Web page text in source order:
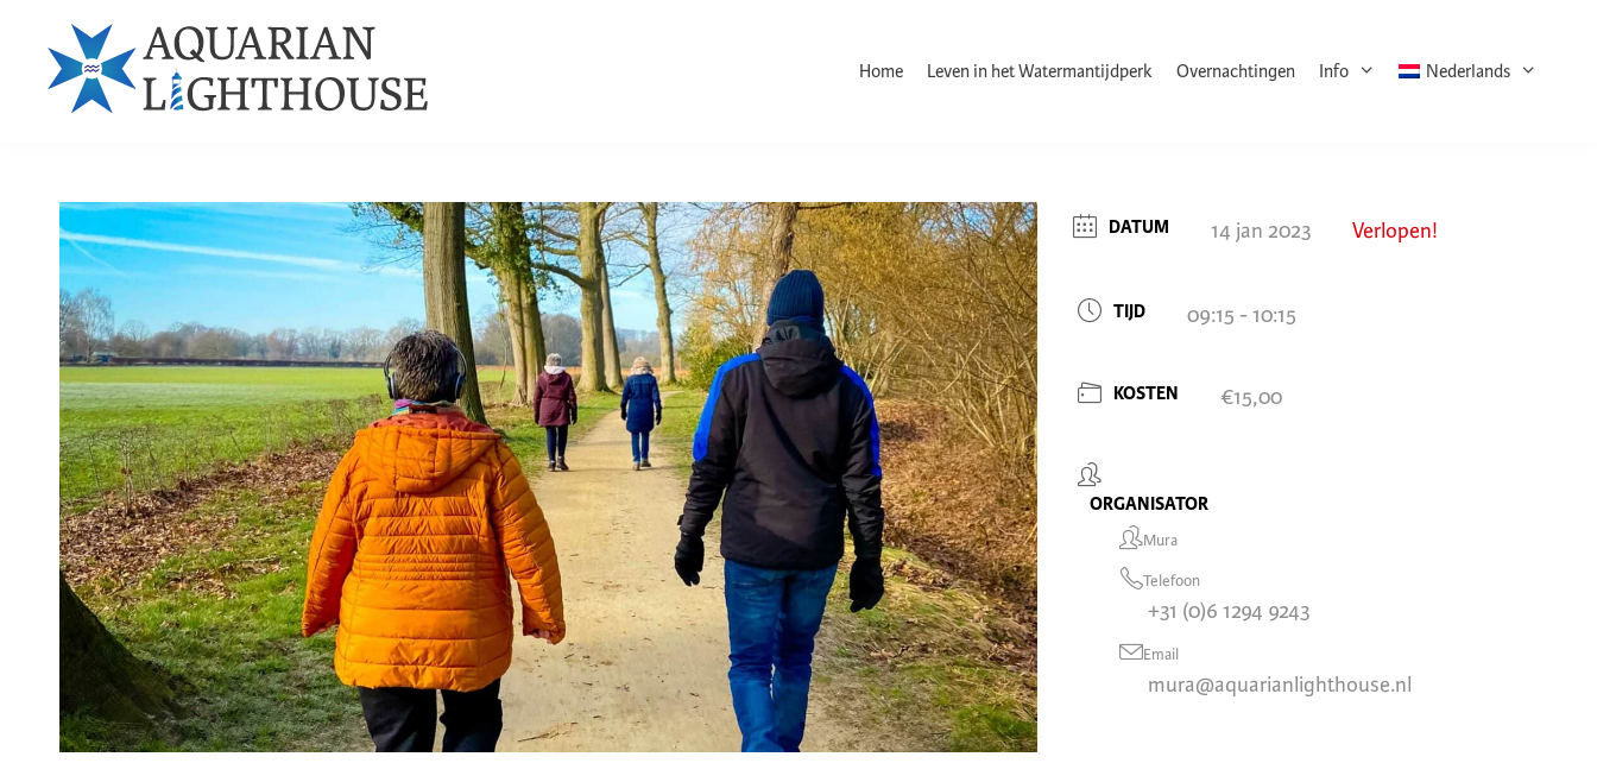
Home Leven in het Watermantijdperk Overnachtingen Info Nederlands
DATUM 14 jan 2023 Verlopen!
TIJD 09:15 - 10:15
KOSTEN €15,00
ORGANISATOR
Mura
Telefoon
+31 (0)6 1294 9243
Email
mura@aquarianlighthouse.nl